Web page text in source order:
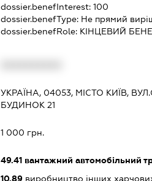
dossier.benefInterest: 100
dossier.benefType: Не прямий
dossier.benefRole: КІНЦЕВИЙ
УКРАЇНА, 04053, МІСТО КИЇВ,
БУДИНОК 21
1 000 грн.
49.41вантажний автомобільний
10.89виробництво інших харчових